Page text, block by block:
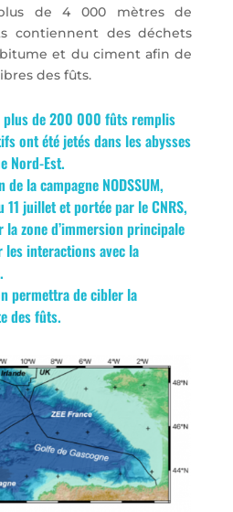
de 4 000 mètres de
contiennent des déchets
et du ciment afin de
des fûts.
plus de 200 000 fûts remplis
ont été jetés dans les abysses
Nord-Est.
la campagne NODSSUM,
11 juillet et portée par le CNRS,
zone d’immersion principale
les interactions avec la
permettra de cibler la
des fûts.